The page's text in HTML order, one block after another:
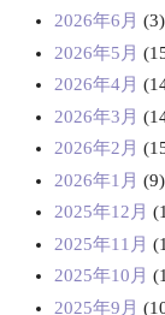
2026年6月 (3)
2026年5月
2026年4月
2026年3月
2026年2月
2026年1月 (9)
2025年12月
2025年11月
2025年10月
2025年9月